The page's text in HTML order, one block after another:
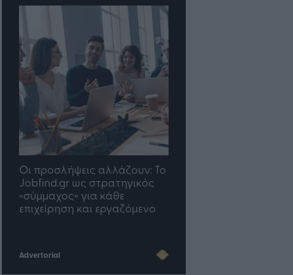
TP Greece: Πώς
διαμορφώνεται το μέλλον
του Insurance στην εποχή
του AI
Advertorial